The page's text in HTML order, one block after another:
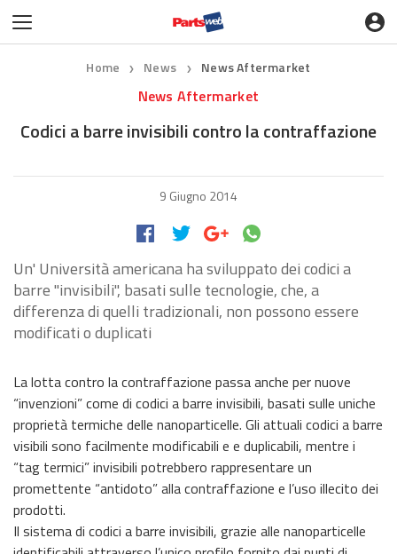
Home ❯ News ❯ News Aftermarket
News Aftermarket
Codici a barre invisibili contro la contraffazione
9 Giugno 2014
Un' Università americana ha sviluppato dei codici a
barre "invisibili", basati sulle tecnologie, che, a
differenza di quelli tradizionali, non possono essere
modificati o duplicati
La lotta contro la contraffazione passa anche per nuove
“invenzioni” come di codici a barre invisibili, basati sulle uniche
proprietà termiche delle nanoparticelle. Gli attuali codici a barre
visibili sono facilmente modificabili e e duplicabili, mentre i
“tag termici” invisibili potrebbero rappresentare un
promettente “antidoto” alla contraffazione e l’uso illecito dei
prodotti.
Il sistema di codici a barre invisibili, grazie alle nanoparticelle